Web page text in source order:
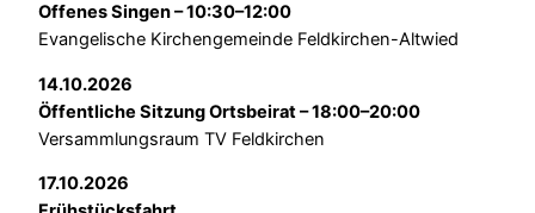
Offenes Singen – 10:30–12:00
Evangelische Kirchengemeinde Feldkirchen-Altwied
14.10.2026
Öffentliche Sitzung Ortsbeirat – 18:00–20:00
Versammlungsraum TV Feldkirchen
17.10.2026